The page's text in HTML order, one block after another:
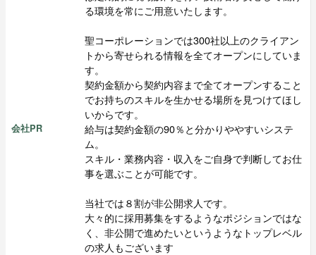
会社PR
る環境を常にご用意いたします。
聖コーポレーションでは300社以上のクライアン
トから寄せられる情報を全てオープンにしていま
す。
契約金額から契約内容まで全てオープンすること
でお持ちのスキルを生かせる場所を見つけてほし
いからです。
給与は契約金額の90％と分かりややすいシステ
ム。
スキル・業務内容・収入をご自身で判断してお仕
事を選ぶことが可能です。
当社では８割が非公開求人です。
大々的に採用募集をするようなポジションではな
く、非公開で進めたいというようなトップレベル
の求人もございます